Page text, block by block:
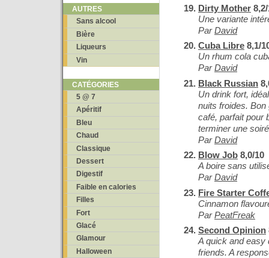
AUTRES
Sans alcool
Bière
Liqueurs
Vin
CATÉGORIES
5 @ 7
Apéritif
Bleu
Chaud
Classique
Dessert
Digestif
Faible en calories
Filles
Fort
Glacé
Glamour
Halloween
Dirty Mother
Une variante
ParDavid
Cuba Libre 8,1/
Un rhum cola
ParDavid
Black Russian
Un drink fort,
nuits froides. Bon
café, parfait pour
terminer une
ParDavid
Blow Job 8,0/10
A boire sans
ParDavid
Fire Starter
Cinnamon
ParPeatFreak
Second Opinion
A quick and easy
friends. A